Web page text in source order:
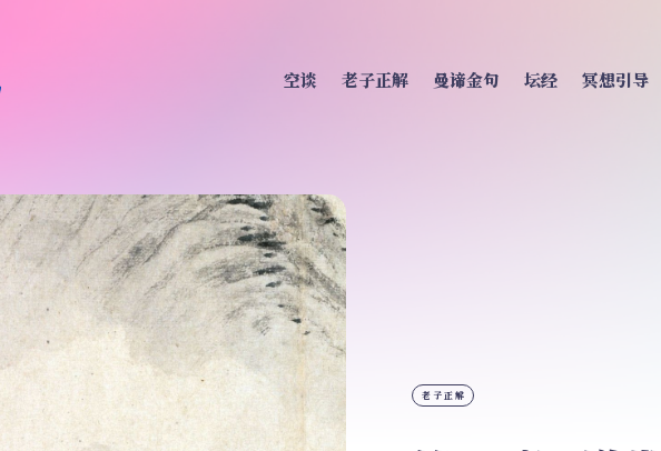
空谈 老子正解 曼谛金句 坛经 冥想引导
老子正解